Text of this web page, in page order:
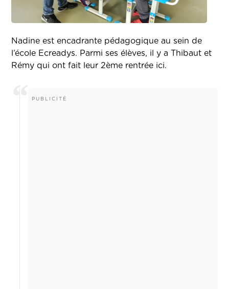
Nadine est encadrante pédagogique au sein de
l’école Ecreadys. Parmi ses élèves, il y a Thibaut et
Rémy qui ont fait leur 2ème rentrée ici.